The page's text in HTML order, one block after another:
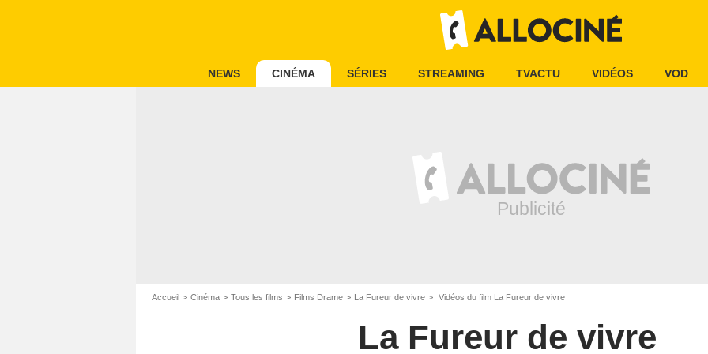
NEWS CINÉMA SÉRIES STREAMING TVACTU VIDÉOS VOD
Accueil Cinéma Tous les films Films Drame La Fureur de vivre Vidéos du film La Fureur de vivre
La Fureur de vivre